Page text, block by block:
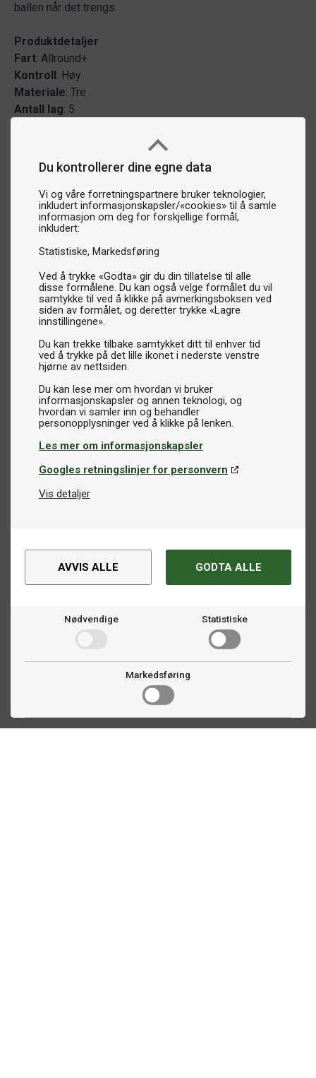
Du kontrollerer dine egne data
Vi og våre forretningspartnere bruker teknologier,
inkludert informasjonskapsler/«cookies» til å samle
informasjon om deg for forskjellige formål,
inkludert:
Statistiske Markedsføring
Ved å trykke «Godta» gir du din tillatelse til alle
disse formålene. Du kan også velge formålet du vil
samtykke til ved å klikke på avmerkingsboksen ved
siden av formålet, og deretter trykke «Lagre
innstillingene».
Du kan trekke tilbake samtykket ditt til enhver tid
ved å trykke på det lille ikonet i nederste venstre
hjørne av nettsiden.
Du kan lese mer om hvordan vi bruker
informasjonskapsler og annen teknologi, og
hvordan vi samler inn og behandler
Les mer om informasjonskapsler
Googles retningslinjer for personvern
Vis detaljer
AVVIS ALLE GODTA ALLE
Nødvendige Statistiske
Markedsføring
ballen når det trengs.
Produktdetaljer
Fart: Allround+
Kontroll: Høy
Materiale: Tre
Antall lag: 5